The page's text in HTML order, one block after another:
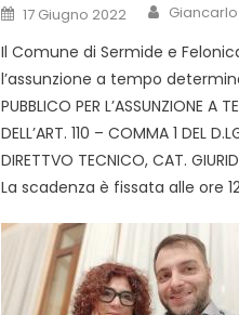
17 Giugno 2022
Il Comune di Sermide e
l’assunzione a tempo
PUBBLICO PER L’ASSUNZIONE A
DELL’ART. 110 – COMMA 1 DEL
DIRETTVO TECNICO, CAT.
La scadenza è fissata alle ore